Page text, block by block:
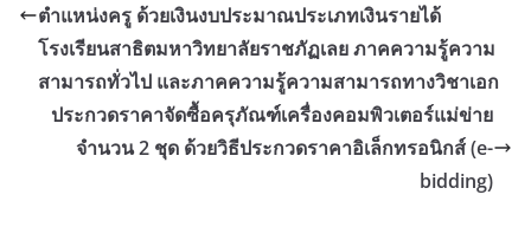
ตำแหน่งครู ด้วยเงินงบประมาณประเภทเงินรายได้
โรงเรียนสาธิตมหาวิทยาลัยราชภัฏเลย ภาคความรู้ความ
สามารถทั่วไป และภาคความรู้ความสามารถทางวิชาเอก
ประกวดราคาจัดซื้อครุภัณฑ์เครื่องคอมพิวเตอร์แม่ข่าย
จำนวน 2 ชุด ด้วยวิธีประกวดราคาอิเล็กทรอนิกส์ (e-
bidding)